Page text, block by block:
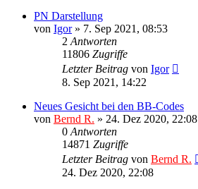
PN Darstellung
von Igor» 7. Sep 2021, 08:53
2 Antworten
11806 Zugriffe
Letzter Beitrag von Igor
8. Sep 2021, 14:22
Neues Gesicht bei den BB-Codes
von Bernd R. » 24. Dez 2020, 22:08
0 Antworten
14871 Zugriffe
Letzter Beitrag von Bernd R.
24. Dez 2020, 22:08